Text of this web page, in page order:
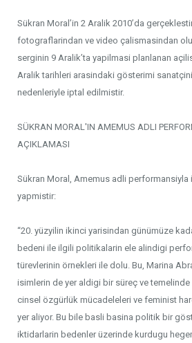
Sükran Moral’in 2 Aralik 2010’da
fotograflarindan ve video çalismasindan
serginin 9 Aralik’ta yapilmasi planlanan
Aralik tarihleri arasindaki gösterimi
nedenleriyle iptal edilmistir.
SÜKRAN MORAL'IN AMEMUS ADLI
AÇIKLAMASI
Sükran Moral, Amemus adli
yapmistir:
“20. yüzyilin ikinci yarisindan günümüze
bedeni ile ilgili politikalarin ele alindigi
türevlerinin örnekleri ile dolu. Bu, Marina
isimlerin de yer aldigi bir süreç ve temelinde
cinsel özgürlük mücadeleleri ve feminist
yer aliyor. Bu bile basli basina politik bir
iktidarlarin bedenler üzerinde kurdugu